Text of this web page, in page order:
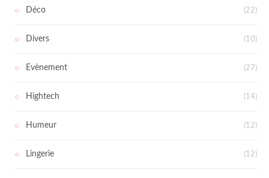
Déco (22)
Divers (10)
Evènement (27)
Hightech (14)
Humeur (12)
Lingerie (12)